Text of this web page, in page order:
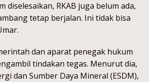
diselesaikan, RKAB juga belum ada,
tetap berjalan. Ini tidak bisa
dan aparat penegak hukum
tindakan tegas. Menurut dia,
dan Sumber Daya Mineral (ESDM),